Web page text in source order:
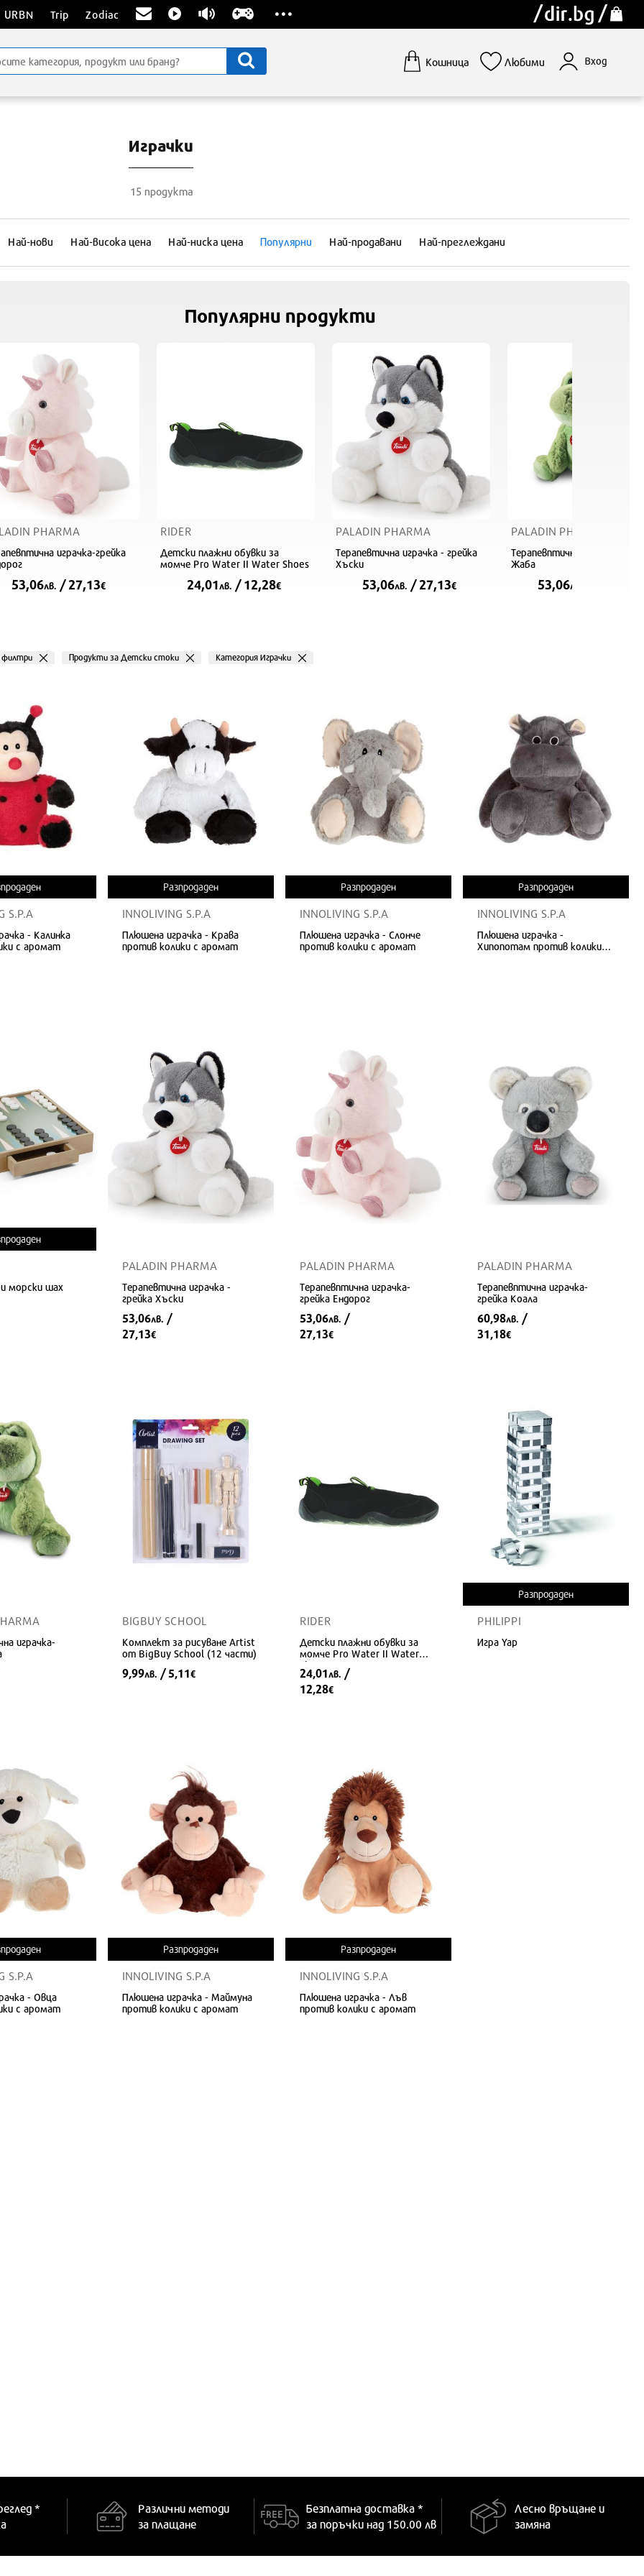
URBN Trip Zodiac
Кошница Любими Вход
Играчки
15 продукта
Най-нови Най-висока цена Най-ниска цена Популярни Най-продавани Най-преглеждани
Популярни продукти
PHARMA
играчка-грейка
53,06лв./ 27,13€
RIDER
Детски плажни обувки за
момче Pro Water II Water Shoes
24,01лв./ 12,28€
PALADIN PHARMA
Терапевтична играчка - грейка
Хъски
53,06лв./ 27,13€
PALADIN PHARMA
Терапевптична играчка-
Жаба
53,06лв.
филтри Продукти за Детски стоки Категория Играчки
S.P.A
- Калинка
с аромат
Разпродаден
INNOLIVING S.P.A
Плюшена играчка - Крава
против колики с аромат
Разпродаден
INNOLIVING S.P.A
Плюшена играчка - Слонче
против колики с аромат
Разпродаден
INNOLIVING S.P.A
Плюшена играчка -
Хипопотам против колики с
морски шах
PALADIN PHARMA
Терапевтична играчка -
грейка Хъски
53,06лв. /
27,13€
PALADIN PHARMA
Терапевптична играчка-
грейка Ендорог
53,06лв. /
27,13€
PALADIN PHARMA
Терапевптична играчка-
грейка Коала
60,98лв. /
31,18€
играчка-
BIGBUY SCHOOL
Комплект за рисуване Artist
от BigBuy School (12 части)
9,99лв. / 5,11€
RIDER
Детски плажни обувки за
момче Pro Water II Water
Shoes
24,01лв. /
12,28€
Разпродаден
PHILIPPI
Игра Yap
S.P.A
- Овца
с аромат
Разпродаден
INNOLIVING S.P.A
Плюшена играчка - Маймуна
против колики с аромат
Разпродаден
INNOLIVING S.P.A
Плюшена играчка - Лъв
против колики с аромат
*
Различни методи
за плащане
Безплатна доставка *
за поръчки над 150.00 лв
Лесно връщане и
замяна